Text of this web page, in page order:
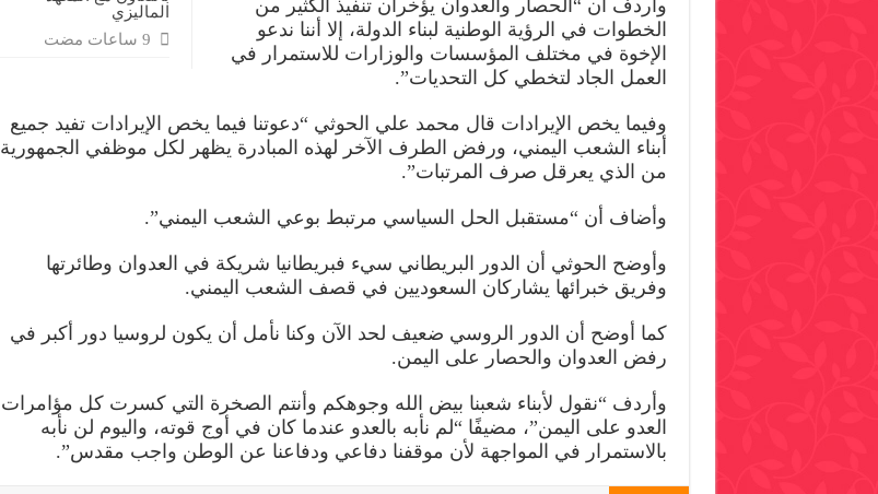
الماليزي
وأردف أن “الحصار والعدوان يؤخران تنفيذ الكثير من
الخطوات في الرؤية الوطنية لبناء الدولة، إلا أننا ندعو
الإخوة في مختلف المؤسسات والوزارات للاستمرار في
العمل الجاد لتخطي كل التحديات”.
وفيما يخص الإيرادات قال محمد علي الحوثي “دعوتنا فيما يخص الإيرادات تفيد جميع
أبناء الشعب اليمني، ورفض الطرف الآخر لهذه المبادرة يظهر لكل موظفي الجمهورية
من الذي يعرقل صرف المرتبات”.
وأضاف أن “مستقبل الحل السياسي مرتبط بوعي الشعب اليمني”.
وأوضح الحوثي أن الدور البريطاني سيء فبريطانيا شريكة في العدوان وطائرتها
وفريق خبرائها يشاركان السعوديين في قصف الشعب اليمني.
كما أوضح أن الدور الروسي ضعيف لحد الآن وكنا نأمل أن يكون لروسيا دور أكبر في
رفض العدوان والحصار على اليمن.
وأردف “نقول لأبناء شعبنا بيض الله وجوهكم وأنتم الصخرة التي كسرت كل مؤامرات
العدو على اليمن”، مضيفًا “لم نأبه بالعدو عندما كان في أوج قوته، واليوم لن نأبه
بالاستمرار في المواجهة لأن موقفنا دفاعي ودفاعنا عن الوطن واجب مقدس”.